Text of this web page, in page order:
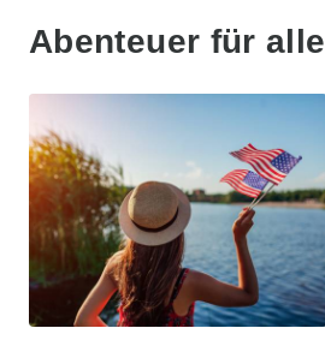
Abenteuer für alle